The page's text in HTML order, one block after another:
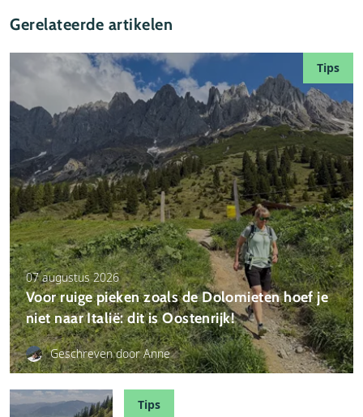
Gerelateerde artikelen
Tips
07 augustus 2026
Voor ruige pieken zoals de Dolomieten hoef je
niet naar Italië: dit is Oostenrijk!
Geschreven door Anne
Tips